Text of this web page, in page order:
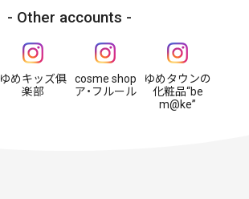
Other accounts
ゆめキッズ俱
楽部
cosme shop
ア・フルール
ゆめタウンの
化粧品“be
m@ke”